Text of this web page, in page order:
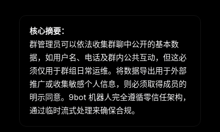
核心摘要：
群管理员可以依法收集群聊中公开的基本数
据，如用户名、电话及群内公共互动，但这必
须仅用于群组日常运维。将数据导出用于外部
推广或收集敏感个人信息，则必须取得成员的
明示同意。9bot 机器人完全遵循零信任架构，
通过临时流式处理来确保合规。